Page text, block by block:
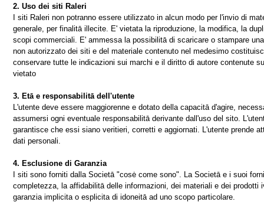
2. Uso dei siti Raleri
I siti Raleri non potranno essere utilizzato in alcun modo per l'invio di
generale, per finalitā illecite. E' vietata la riproduzione, la modifica, la
scopi commerciali. E' ammessa la possibilitā di scaricare o stampare
non autorizzato dei siti e del materiale contenuto nel medesimo
conservare tutte le indicazioni sui marchi e il diritto di autore contenute
vietato
3. Etā e responsabilitā dell'utente
L'utente deve essere maggiorenne e dotato della capacitā d'agire,
assumersi ogni eventuale responsabilitā derivante dall'uso del sito.
garantisce che essi siano veritieri, corretti e aggiornati. L'utente prende
dati personali.
4. Esclusione di Garanzia
I siti sono forniti dalla Societā "cosė come sono". La Societā e i suoi
completezza, la affidabilitā delle informazioni, dei materiali e dei
garanzia implicita o esplicita di idoneitā ad uno scopo particolare.